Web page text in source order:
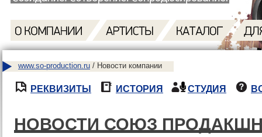
www.so-production.ru / Новости компании
РЕКВИЗИТЫ ИСТОРИЯ СТУДИЯ
НОВОСТИ СОЮЗ